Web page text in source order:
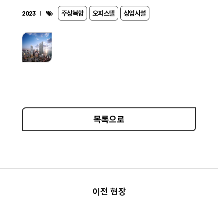
2023 주상복합 오피스텔 상업시설
목록으로
이전 현장